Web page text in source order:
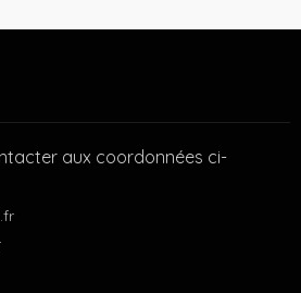
aux coordonnées ci-